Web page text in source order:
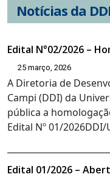
Notícias da
Edital N°02/2026 –
25 março, 2026
A Diretoria de
Campi (DDI) da
pública a
Edital Nº 01/2026DDI/
Edital 01/2026 –